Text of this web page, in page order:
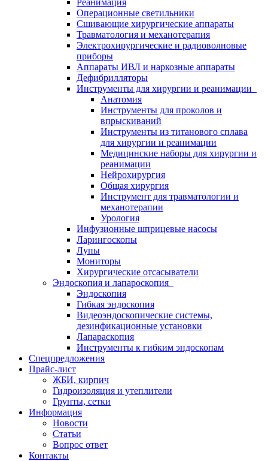
Реанимация
Операционные светильники
Сшивающие хирургические аппараты
Травматология и механотерапия
Электрохирургические и радиоволновые
приборы
Аппараты ИВЛ и наркозные аппараты
Дефибрилляторы
Инструменты для хирургии и реанимации
Анатомия
Инструменты для проколов и
впрыскиваний
Инструменты из титанового сплава
для хирургии и реанимации
Медицинские наборы для хирургии и
реанимации
Нейрохирургия
Общая хирургия
Инструмент для травматологии и
механотерапии
Урология
Инфузионные шприцевые насосы
Ларингоскопы
Лупы
Мониторы
Хирургические отсасыватели
Эндоскопия и лапароскопия
Эндоскопия
Гибкая эндоскопия
Видеоэндоскопические системы,
дезинфикационные установки
Лапараскопия
Инструменты к гибким эндоскопам
Спецпредложения
Прайс-лист
ЖБИ, кирпич
Гидроизоляция и утеплители
Грунты, сетки
Информация
Новости
Статьи
Вопрос ответ
Контакты